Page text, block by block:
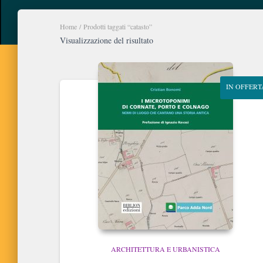
Home / Prodotti taggati “catasto”
Visualizzazione del risultato
IN
ARCHITETTURA E URBANISTICA